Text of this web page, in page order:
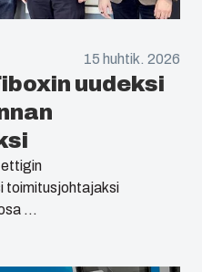
15 huhtik. 2026
uudeksi
toimitusjohtajaksi
...